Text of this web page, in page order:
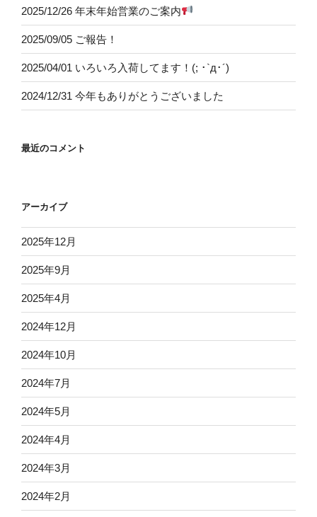
2025/12/26 年末年始営業のご案内
2025/09/05 ご報告！
2025/04/01 いろいろ入荷してます！(; ･`д･´)
2024/12/31 今年もありがとうございました
最近のコメント
アーカイブ
2025年12月
2025年9月
2025年4月
2024年12月
2024年10月
2024年7月
2024年5月
2024年4月
2024年3月
2024年2月